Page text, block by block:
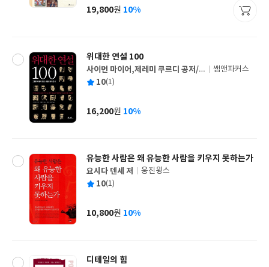
사
가
19,800원 10%
위대한 연설 100
글
쓴
사이먼 마이어,제레미 쿠르디 공저/
이현주 역
출
사
쌤앤파커스
평 10(1)
가
16,200원 10%
유능한 사람은 왜 유능한 사람을 키우지 못하는가
글
쓴
요시다 덴세 저
출
사
웅진윙스
평 10(1)
가
10,800원 10%
디테일의 힘